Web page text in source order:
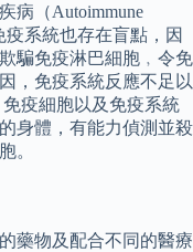
病（Autoimmune
疫系統也存在盲點，因
騙免疫淋巴細胞﹐令免
，免疫系統反應不足以
疫細胞以及免疫系統
身體，有能力偵測並殺
。
藥物及配合不同的醫療